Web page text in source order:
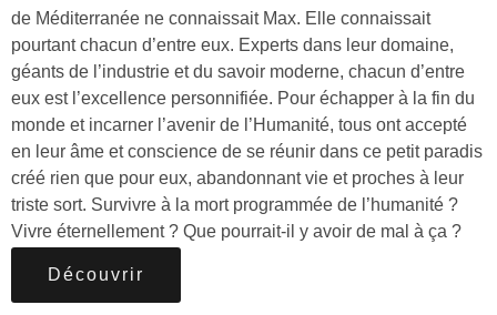
de Méditerranée ne connaissait Max. Elle connaissait
pourtant chacun d’entre eux. Experts dans leur domaine,
géants de l’industrie et du savoir moderne, chacun d’entre
eux est l’excellence personnifiée. Pour échapper à la fin du
monde et incarner l’avenir de l’Humanité, tous ont accepté
en leur âme et conscience de se réunir dans ce petit paradis
créé rien que pour eux, abandonnant vie et proches à leur
triste sort. Survivre à la mort programmée de l’humanité ?
Vivre éternellement ? Que pourrait-il y avoir de mal à ça ?
Découvrir